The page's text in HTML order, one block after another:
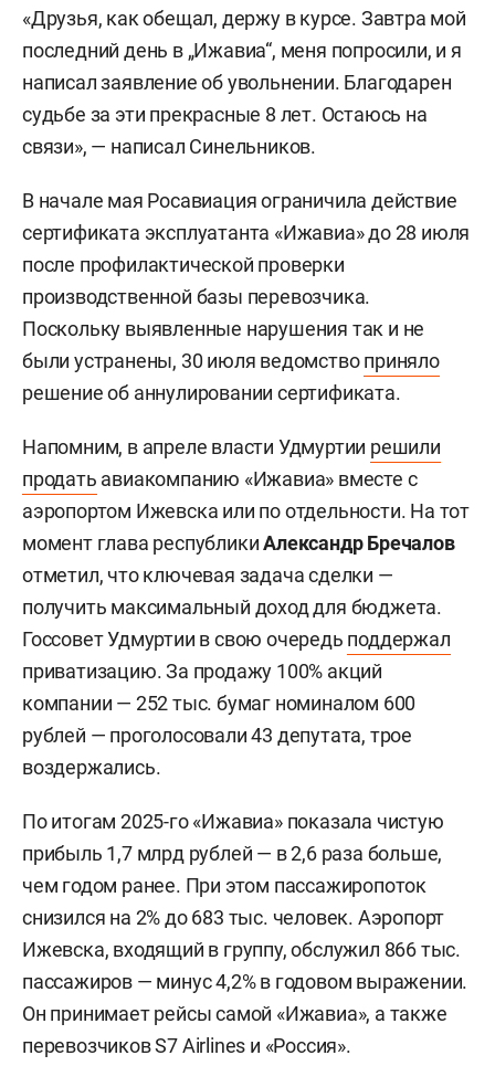
«Друзья, как обещал, держу в курсе. Завтра мой
последний день в „Ижавиа“, меня попросили, и я
написал заявление об увольнении. Благодарен
судьбе за эти прекрасные 8 лет. Остаюсь на
связи», — написал Синельников.
В начале мая Росавиация ограничила действие
сертификата эксплуатанта «Ижавиа» до 28 июля
после профилактической проверки
производственной базы перевозчика.
Поскольку выявленные нарушения так и не
были устранены, 30 июля ведомствоприняло
решение об аннулировании сертификата.
Напомним, в апреле власти Удмуртии решили
продать авиакомпанию «Ижавиа» вместе с
аэропортом Ижевска или по отдельности. На тот
момент глава республикиАлександр Бречалов
отметил, что ключевая задача сделки —
получить максимальный доход для бюджета.
Госсовет Удмуртии в свою очередь поддержал
приватизацию. За продажу 100% акций
компании — 252 тыс. бумаг номиналом 600
рублей — проголосовали 43 депутата, трое
воздержались.
По итогам 2025-го «Ижавиа» показала чистую
прибыль 1,7 млрд рублей — в 2,6 раза больше,
чем годом ранее. При этом пассажиропоток
снизился на 2% до 683 тыс. человек. Аэропорт
Ижевска, входящий в группу, обслужил 866 тыс.
пассажиров — минус 4,2% в годовом выражении.
Он принимает рейсы самой «Ижавиа», а также
перевозчиков S7 Airlines и «Россия».